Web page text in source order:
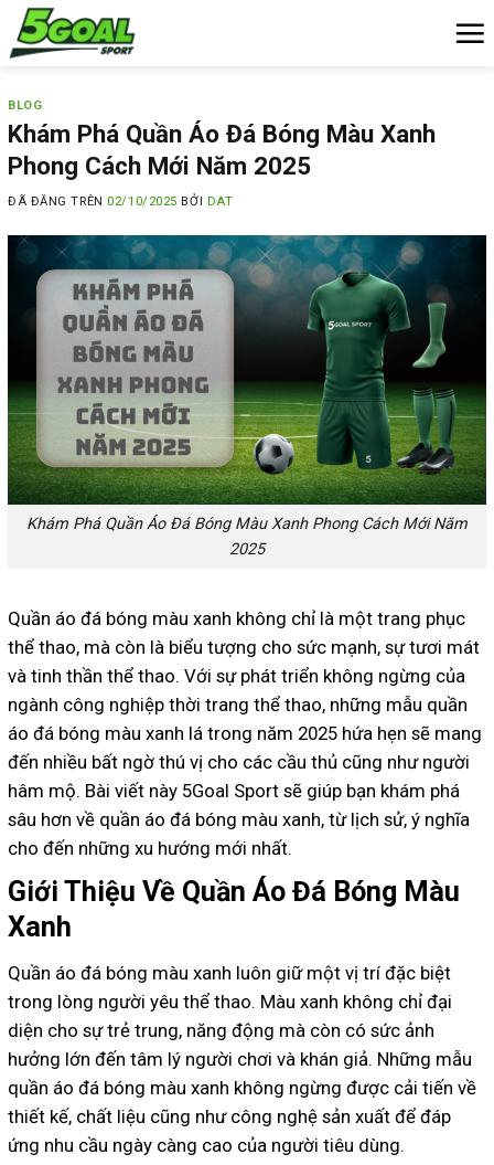
Chuyển
đến
dung
BLOG
Khám Phá Quần Áo Đá Bóng Màu Xanh
Phong Cách Mới Năm 2025
ĐÃ ĐĂNG TRÊN 02/10/2025 BỞI DAT
Khám Phá Quần Áo Đá Bóng Màu Xanh Phong Cách Mới Năm
2025
Quần áo đá bóng màu xanh không chỉ là một trang phục
thể thao, mà còn là biểu tượng cho sức mạnh, sự tươi mát
và tinh thần thể thao. Với sự phát triển không ngừng của
ngành công nghiệp thời trang thể thao, những mẫu quần
áo đá bóng màu xanh lá trong năm 2025 hứa hẹn sẽ mang
đến nhiều bất ngờ thú vị cho các cầu thủ cũng như người
hâm mộ. Bài viết này 5Goal Sport sẽ giúp bạn khám phá
sâu hơn về quần áo đá bóng màu xanh, từ lịch sử, ý nghĩa
cho đến những xu hướng mới nhất.
Giới Thiệu Về Quần Áo Đá Bóng Màu
Xanh
Quần áo đá bóng màu xanh luôn giữ một vị trí đặc biệt
trong lòng người yêu thể thao. Màu xanh không chỉ đại
diện cho sự trẻ trung, năng động mà còn có sức ảnh
hưởng lớn đến tâm lý người chơi và khán giả. Những mẫu
quần áo đá bóng màu xanh không ngừng được cải tiến về
thiết kế, chất liệu cũng như công nghệ sản xuất để đáp
ứng nhu cầu ngày càng cao của người tiêu dùng.